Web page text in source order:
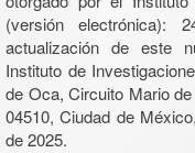
(versión electrónica):
actualización de este
Instituto de
de Oca, Circuito Mario
04510, Ciudad de
de 2025.